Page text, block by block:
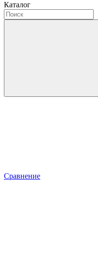
Каталог
Сравнение